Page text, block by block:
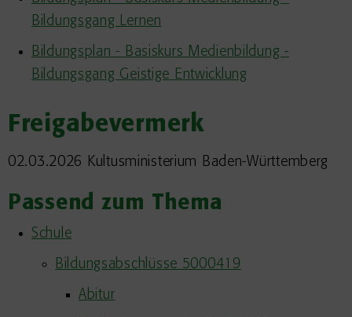
Bildungsgang Lernen
Bildungsplan - Basiskurs Medienbildung -
Bildungsgang Geistige Entwicklung
Freigabevermerk
02.03.2026 Kultusministerium Baden-Württemberg
Passend zum Thema
Schule
Bildungsabschlüsse 5000419
Abitur